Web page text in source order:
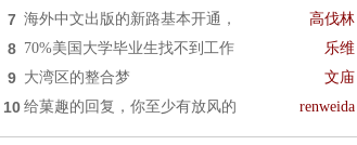
7 海外中文出版的新路基本开通， 高伐林
8 70%美国大学毕业生找不到工作 乐维
9 大湾区的整合梦 文庙
10 给菓趣的回复，你至少有放风的 renweida